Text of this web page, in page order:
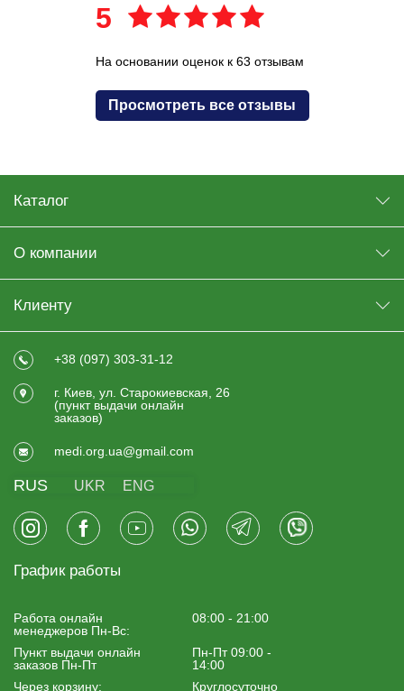
5
На основании оценок к 63 отзывам
Просмотреть все отзывы
Каталог
О компании
Клиенту
+38 (097) 303-31-12
г. Киев, ул. Старокиевская, 26
(пункт выдачи онлайн
заказов)
medi.org.ua@gmail.com
RUS UKR ENG
График работы
Работа онлайн
менеджеров Пн-Вс:
08:00 - 21:00
Пункт выдачи онлайн
заказов Пн-Пт
Пн-Пт 09:00 -
14:00
Через корзину:
Круглосуточно